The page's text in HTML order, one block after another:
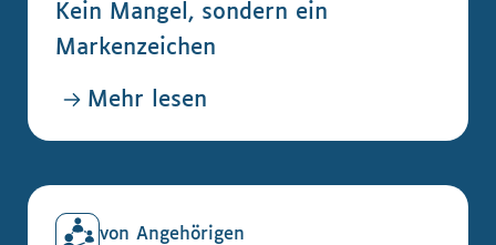
Kein Mangel, sondern ein
Markenzeichen
Mehr lesen
von Angehörigen